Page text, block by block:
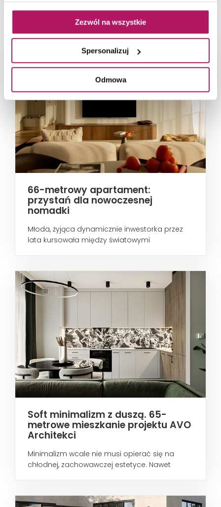
Zezwól na wszystkie
Spersonalizuj
Odmowa
NAJNOWSZE ARTYKUŁY
66-metrowy apartament:
przystań dla nowoczesnej
nomadki
Młoda, żyjąca dynamicznie inwestorka przez
lata kursowała między światowymi
Soft minimalizm z duszą. 65-
metrowe mieszkanie projektu AVO
Architekci
Minimalizm wcale nie musi opierać się na
chłodnej, zachowawczej estetyce. Nawet